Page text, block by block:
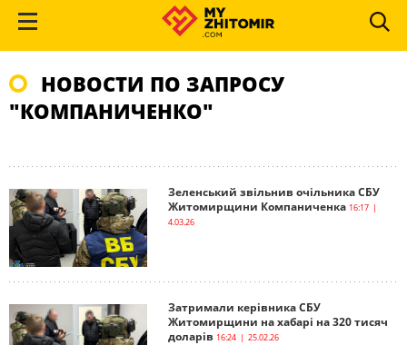
НОВОСТИ ПО ЗАПРОСУ
"КОМПАНИЧЕНКО"
Зеленський звільнив очільника СБУ
Житомирщини Компаниченка 16:17 |
4.03.26
Затримали керівника СБУ
Житомирщини на хабарі на 320 тисяч
доларів 16:24 | 25.02.26